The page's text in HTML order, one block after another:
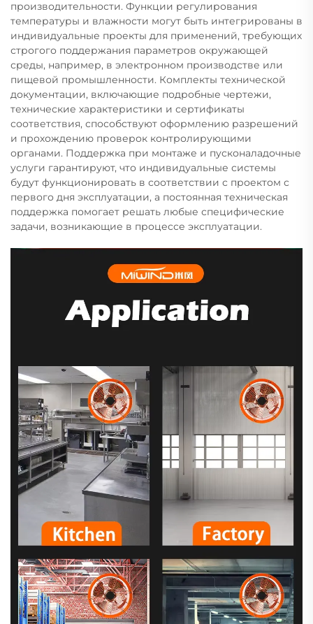
производительности. Функции регулирования
температуры и влажности могут быть интегрированы в
индивидуальные проекты для применений, требующих
строгого поддержания параметров окружающей
среды, например, в электронном производстве или
пищевой промышленности. Комплекты технической
документации, включающие подробные чертежи,
технические характеристики и сертификаты
соответствия, способствуют оформлению разрешений
и прохождению проверок контролирующими
органами. Поддержка при монтаже и пусконаладочные
услуги гарантируют, что индивидуальные системы
будут функционировать в соответствии с проектом с
первого дня эксплуатации, а постоянная техническая
поддержка помогает решать любые специфические
задачи, возникающие в процессе эксплуатации.